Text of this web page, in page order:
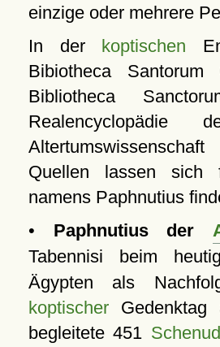
einzige oder mehrere
In der koptischen
Bibiotheca Santorum
Bibliotheca
Realencyclopädie
Quellen lassen sich
namens Paphnutius
• Paphnutius der
Tabennisi beim
Ägypten als
koptischerGedenktag
begleitete 451